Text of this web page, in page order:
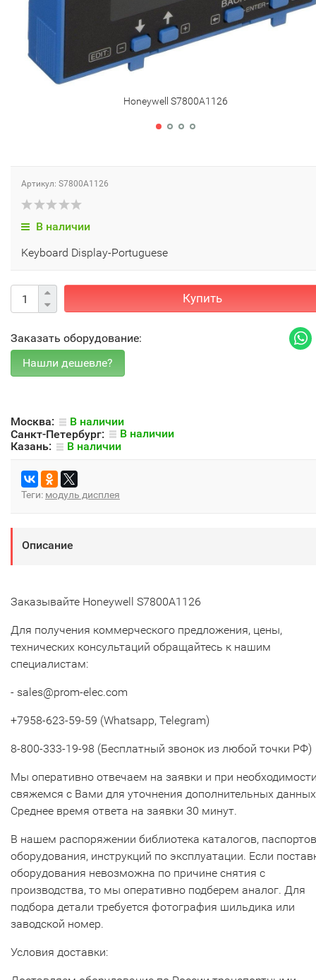
Honeywell S7800A1126
Артикул: S7800A1126
В наличии
Keyboard Display-Portuguese
Купить
Заказать оборудование:
Москва:
В наличии
Санкт-Петербург:
В наличии
Казань:
В наличии
Теги: модуль дисплея
Описание
Заказывайте Honeywell S7800A1126
Для получения коммерческого предложения, цены,
технических консультаций обращайтесь к нашим
специалистам:
- sales@prom-elec.com
+7958-623-59-59 (Whatsapp, Telegram)
8-800-333-19-98 (Бесплатный звонок из любой точки РФ)
Мы оперативно отвечаем на заявки и при
свяжемся с Вами для уточнения дополнительных
Среднее время ответа на заявки 30 минут.
В нашем распоряжении библиотека каталогов, паспортов
оборудования, инструкций по эксплуатации. Если
оборудования невозможна по причине снятия с
производства, то мы оперативно подберем аналог. Для
подбора детали требуется фотография шильдика или
заводской номер.
Условия доставки: